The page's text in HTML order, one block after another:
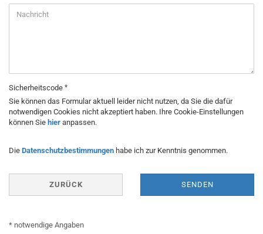
Sicherheitscode
Sie können das Formular aktuell leider nicht nutzen, da Sie die dafür
notwendigen Cookies nicht akzeptiert haben. Ihre Cookie-Einstellungen
können Sie hier anpassen.
DATENSCHUTZBESTIMMUNGEN
Die Datenschutzbestimmungen habe ich zur Kenntnis genommen.
ZURÜCK SENDEN
* notwendige Angaben